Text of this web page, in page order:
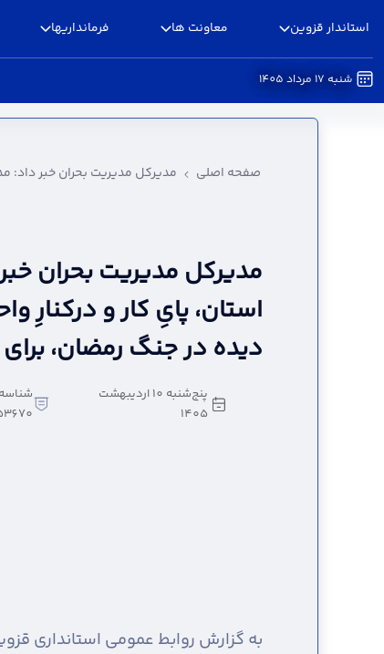
استاندار قزوین معاونت ها فرمانداریها
شنبه 17 مرداد 1405
مدیرکل مدیریت بحران خبر داد: مدیریت
صفحه اصلی مدیرکل مدیریت بحران خبر داد:
مدیرکل مدیریت بحران
استان، پایِ کار و
دیده در جنگ رمضان، برای
پنج‌شنبه 10 اردیبهشت
1405
به گزارش روابط عمومی استانداری